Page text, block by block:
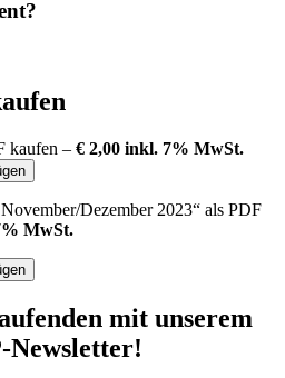
kaufen – € 2,00 inkl. 7% MwSt.
Dezember 2023“ als PDF
MwSt.
mit unserem
Newsletter!